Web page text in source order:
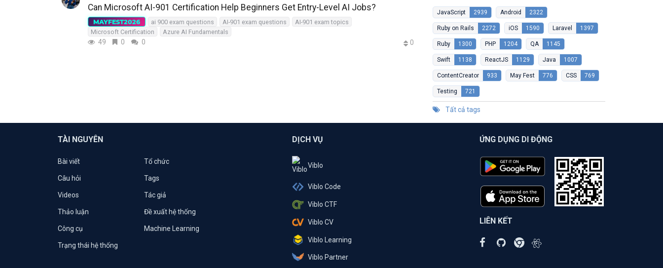
Can Microsoft AI-901 Certification Help Beginners Get Entry-Level AI Jobs?
MAYFEST2026 ai 900 exam questions AI-901 exam questions
AI-901 exam topics
Microsoft Certification
Azure AI Fundamentals
49 0 0 0
JavaScript 2939 Android 2322
Ruby on Rails 2272 iOS 1590 Laravel 1397
Ruby 1300 PHP 1204 QA 1145
Swift 1138 ReactJS 1129 Java 1007
ContentCreator 933 May Fest 776 CSS 769
Testing 721
Tất cả tags
TÀI NGUYÊN
Bài viết Tổ chức
Câu hỏi Tags
Videos Tác giả
Thảo luận Đề xuất hệ thống
Công cụ Machine Learning
Trạng thái hệ thống
DỊCH VỤ
Viblo
Viblo Code
Viblo CTF
Viblo CV
Viblo Learning
Viblo Partner
ỨNG DỤNG DI ĐỘNG
LIÊN KẾT